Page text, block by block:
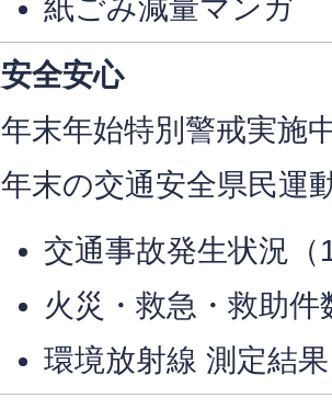
紙ごみ減量マンガ
安全安心
年末年始特別警戒実施
年末の交通安全県民運
交通事故発生状況（
火災・救急・救助
環境放射線 測定結